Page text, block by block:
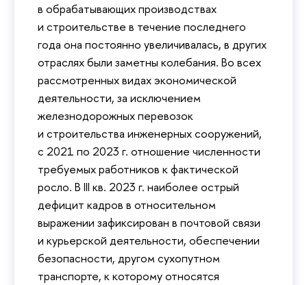
в обрабатывающих производствах
и строительстве в течение последнего
года она постоянно увеличивалась, в других
отраслях были заметны колебания. Во всех
рассмотренных видах экономической
деятельности, за исключением
железнодорожных перевозок
и строительства инженерных сооружений,
с 2021 по 2023 г. отношение численности
требуемых работников к фактической
росло. В III кв. 2023 г. наиболее острый
дефицит кадров в относительном
выражении зафиксирован в почтовой связи
и курьерской деятельности, обеспечении
безопасности, другом сухопутном
транспорте, к которому относятся